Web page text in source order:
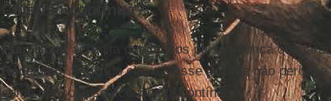
Colapso continua?
Fran Boaitacredita que muitos países nunca
Recessão. Segundo ela, a classe política não
como um colapso econômico contínuo.